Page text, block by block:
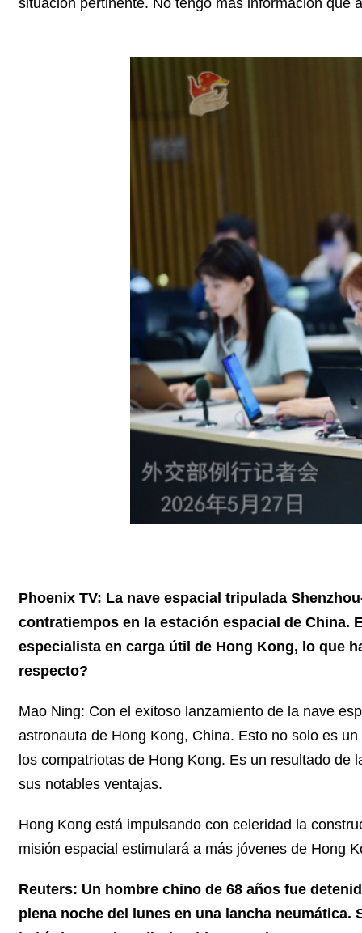
Phoenix TV: La nave espacial tripulada
contratiempos en la estación espacial de China.
especialista en carga útil de Hong Kong, lo que
respecto?
Mao Ning: Con el exitoso lanzamiento de la nave
astronauta de Hong Kong, China. Esto no solo es
los compatriotas de Hong Kong. Es un resultado de
sus notables ventajas.
Hong Kong está impulsando con celeridad la
misión espacial estimulará a más jóvenes de Hong
Reuters: Un hombre chino de 68 años fue
plena noche del lunes en una lancha